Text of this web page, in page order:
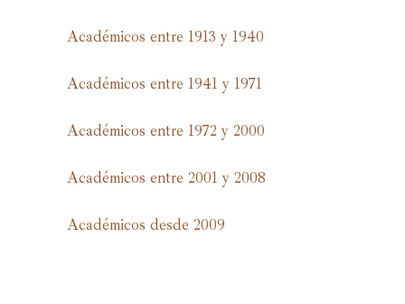
Académicos entre 1913 y 1940
Académicos entre 1941 y 1971
Académicos entre 1972 y 2000
Académicos entre 2001 y 2008
Académicos desde 2009